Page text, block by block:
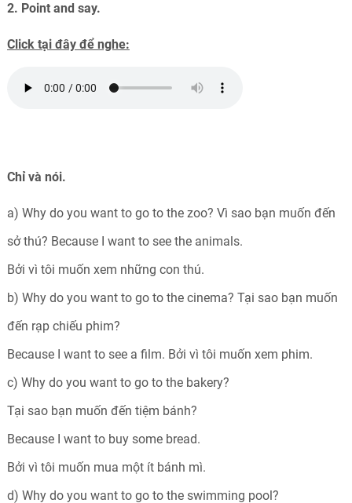
2. Point and say.
Click tại đây để nghe:
Chỉ và nói.
a) Why do you want to go to the zoo? Vì sao bạn muốn đến
sở thú? Because I want to see the animals.
Bởi vì tôi muốn xem những con thú.
b) Why do you want to go to the cinema? Tại sao bạn muốn
đến rạp chiếu phim?
Because I want to see a film. Bởi vì tôi muốn xem phim.
c) Why do you want to go to the bakery?
Tại sao bạn muốn đến tiệm bánh?
Because I want to buy some bread.
Bởi vì tôi muốn mua một ít bánh mì.
d) Why do you want to go to the swimming pool?